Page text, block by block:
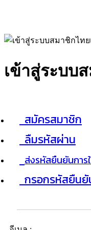
เข้าสู่ระบบ
สมัครสมาชิก
ลืมรหัสผ่าน
ส่งรหัสยืนยันการ
กรอกรหัสยืน